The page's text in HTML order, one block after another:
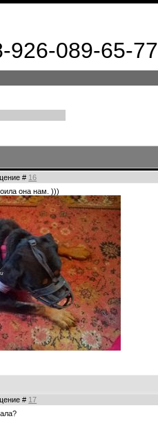
089-65-77
# 16
она нам. )))
# 17